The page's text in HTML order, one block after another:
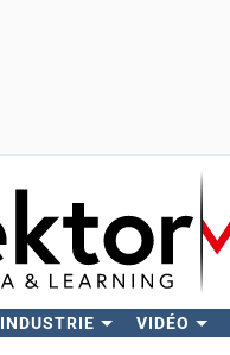
INDUSTRIE VIDÉO